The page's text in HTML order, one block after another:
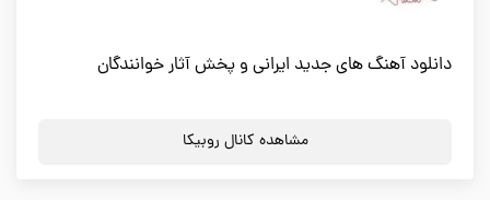
دانلود آهنگ های جدید ایرانی و پخش آثار خوانندگان
مشاهده کانال روبیکا